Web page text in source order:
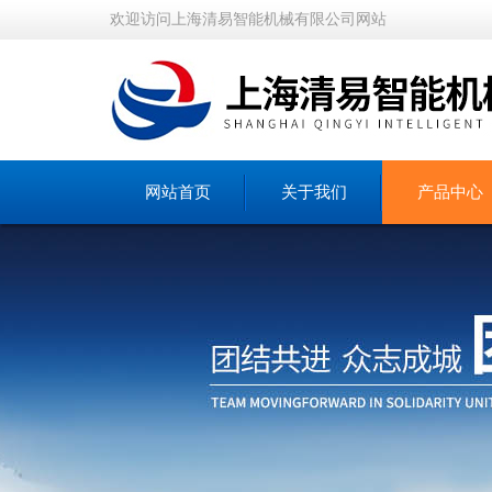
欢迎访问上海清易智能机械有限公司网站
网站首页 关于我们 产品中心